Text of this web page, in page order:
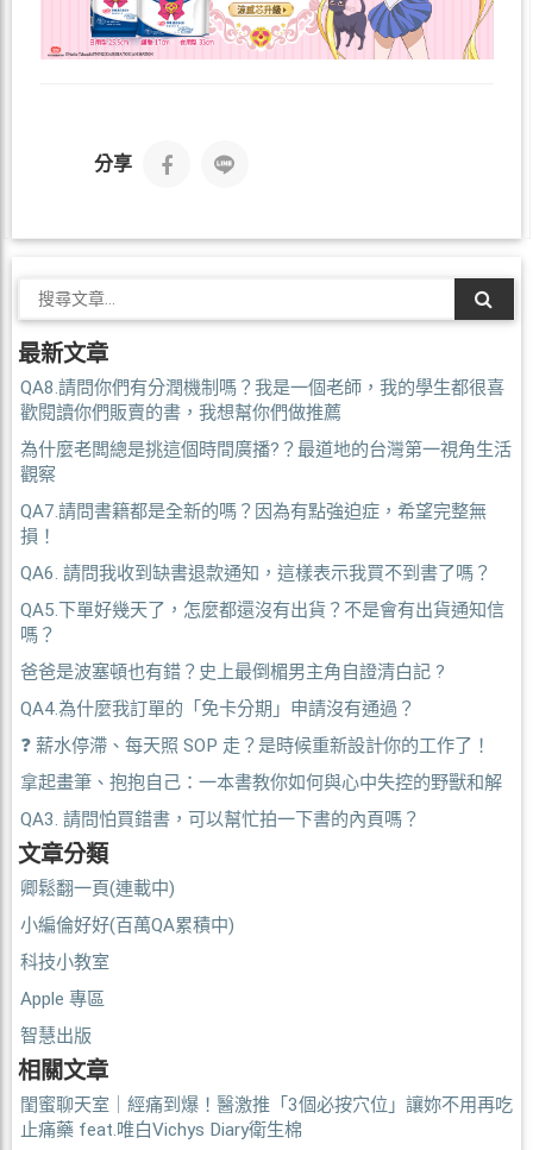
分享
最新文章
QA8.請問你們有分潤機制嗎？我是一個老師，我的學生都很喜
歡閱讀你們販賣的書，我想幫你們做推薦
為什麼老闆總是挑這個時間廣播?？最道地的台灣第一視角生活
觀察
QA7.請問書籍都是全新的嗎？因為有點強迫症，希望完整無
損！
QA6. 請問我收到缺書退款通知，這樣表示我買不到書了嗎？
QA5.下單好幾天了，怎麼都還沒有出貨？不是會有出貨通知信
嗎？
爸爸是波塞頓也有錯？史上最倒楣男主角自證清白記 ?
QA4.為什麼我訂單的「免卡分期」申請沒有通過？
❓ 薪水停滯、每天照 SOP 走？是時候重新設計你的工作了！
拿起畫筆、抱抱自己：一本書教你如何與心中失控的野獸和解
QA3. 請問怕買錯書，可以幫忙拍一下書的內頁嗎？
文章分類
卿鬆翻一頁(連載中)
小編倫好好(百萬QA累積中)
科技小教室
Apple 專區
智慧出版
相關文章
閨蜜聊天室｜經痛到爆！醫激推「3個必按穴位」讓妳不用再吃
止痛藥 feat.唯白Vichys Diary衛生棉